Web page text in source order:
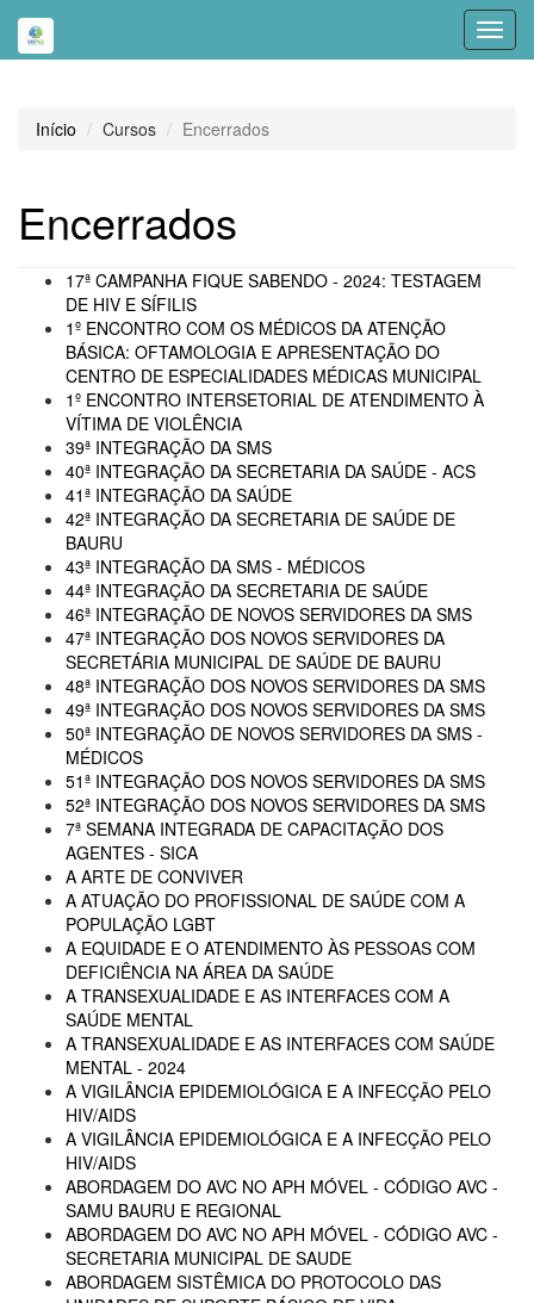
Início Cursos Encerrados
Encerrados
17ª CAMPANHA FIQUE SABENDO - 2024: TESTAGEM
DE HIV E SÍFILIS
1º ENCONTRO COM OS MÉDICOS DA ATENÇÃO
BÁSICA: OFTAMOLOGIA E APRESENTAÇÃO DO
CENTRO DE ESPECIALIDADES MÉDICAS MUNICIPAL
1º ENCONTRO INTERSETORIAL DE ATENDIMENTO À
VÍTIMA DE VIOLÊNCIA
39ª INTEGRAÇÃO DA SMS
40ª INTEGRAÇÃO DA SECRETARIA DA SAÚDE - ACS
41ª INTEGRAÇÃO DA SAÚDE
42ª INTEGRAÇÃO DA SECRETARIA DE SAÚDE DE
BAURU
43ª INTEGRAÇÃO DA SMS - MÉDICOS
44ª INTEGRAÇÃO DA SECRETARIA DE SAÚDE
46ª INTEGRAÇÃO DE NOVOS SERVIDORES DA SMS
47ª INTEGRAÇÃO DOS NOVOS SERVIDORES DA
SECRETÁRIA MUNICIPAL DE SAÚDE DE BAURU
48ª INTEGRAÇÃO DOS NOVOS SERVIDORES DA SMS
49ª INTEGRAÇÃO DOS NOVOS SERVIDORES DA SMS
50ª INTEGRAÇÃO DE NOVOS SERVIDORES DA SMS -
MÉDICOS
51ª INTEGRAÇÃO DOS NOVOS SERVIDORES DA SMS
52ª INTEGRAÇÃO DOS NOVOS SERVIDORES DA SMS
7ª SEMANA INTEGRADA DE CAPACITAÇÃO DOS
AGENTES - SICA
A ARTE DE CONVIVER
A ATUAÇÃO DO PROFISSIONAL DE SAÚDE COM A
POPULAÇÃO LGBT
A EQUIDADE E O ATENDIMENTO ÀS PESSOAS COM
DEFICIÊNCIA NA ÁREA DA SAÚDE
A TRANSEXUALIDADE E AS INTERFACES COM A
SAÚDE MENTAL
A TRANSEXUALIDADE E AS INTERFACES COM SAÚDE
MENTAL - 2024
A VIGILÂNCIA EPIDEMIOLÓGICA E A INFECÇÃO PELO
HIV/AIDS
A VIGILÂNCIA EPIDEMIOLÓGICA E A INFECÇÃO PELO
HIV/AIDS
ABORDAGEM DO AVC NO APH MÓVEL - CÓDIGO AVC -
SAMU BAURU E REGIONAL
ABORDAGEM DO AVC NO APH MÓVEL - CÓDIGO AVC -
SECRETARIA MUNICIPAL DE SAUDE
ABORDAGEM SISTÊMICA DO PROTOCOLO DAS